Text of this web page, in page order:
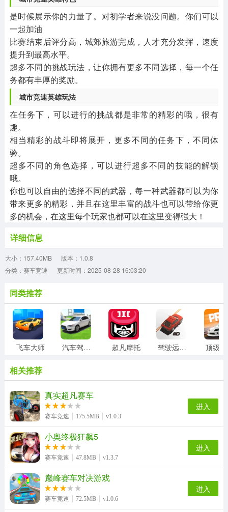
是时候展示你的力量了。对初学者来说没问题。你们可以
一起加油
比赛结束后评分高，城郊旅游完成，人才充分发挥，速度
提升到最高水平。
超多不同的挑战玩法，让你拥有更多不同选择，每一个任
务都有丰厚的奖励。
城市竞速英雄玩法
在任务下，可以进行的挑战都是非常的精彩的哦，很有
趣。
相当精彩的战斗即将展开，更多不同的任务下，不同体
验。
超多不同的角色选择，可以进行超多不同的技能的解锁
哦。
你也可以自由的选择不同的武器，每一种武器都可以为你
带来更多的精彩，并且在这里丰富的战斗也可以带给你更
多的机会，在这里每个玩家也都可以在这里变得强大！
详细信息
大小：157.40MB
版本：1.0.8
分类：赛车竞速
更新时间：2025-08-28 16:03:20
同类推荐
飞车大师 汽车驾驶模拟器 超凡摩托 驾驶远行中文版
相关推荐
真实超凡赛车
赛车竞速 175.5MB v1.0.3
进入
小奥终极狂飙5
赛车竞速 47.8MB v1.3.7
进入
巅峰赛车对决游戏
赛车竞速 72.5MB v1.0.6
进入